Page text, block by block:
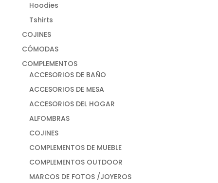
Hoodies
Tshirts
COJINES
CÓMODAS
COMPLEMENTOS
ACCESORIOS DE BAÑO
ACCESORIOS DE MESA
ACCESORIOS DEL HOGAR
ALFOMBRAS
COJINES
COMPLEMENTOS DE MUEBLE
COMPLEMENTOS OUTDOOR
MARCOS DE FOTOS /JOYEROS